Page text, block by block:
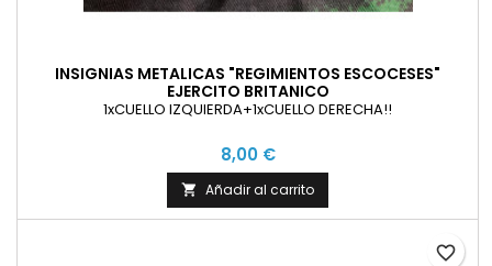
INSIGNIAS METALICAS "REGIMIENTOS ESCOCESES"
EJERCITO BRITANICO
1xCUELLO IZQUIERDA+1xCUELLO DERECHA!!
8,00 €
 Añadir al carrito
favorite_border